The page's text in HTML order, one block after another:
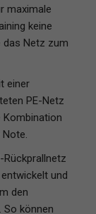
maximale
keine
das Netz zum
einer
PE-Netz
Kombination
Rückprallnetz
und
den
So können